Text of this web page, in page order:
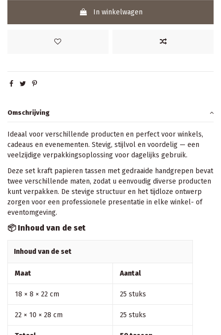
In winkelwagen
Omschrijving
Ideaal voor verschillende producten en perfect voor winkels,
cadeaus en evenementen. Stevig, stijlvol en voordelig — een
veelzijdige verpakkingsoplossing voor dagelijks gebruik.
Deze set kraft papieren tassen met gedraaide handgrepen bevat
twee verschillende maten, zodat u eenvoudig diverse producten
kunt verpakken. De stevige structuur en het tijdloze ontwerp
zorgen voor een professionele presentatie in elke winkel- of
eventomgeving.
📦 Inhoud van de set
Inhoud van de set
Maat Aantal
18 × 8 × 22 cm 25 stuks
22 × 10 × 28 cm 25 stuks